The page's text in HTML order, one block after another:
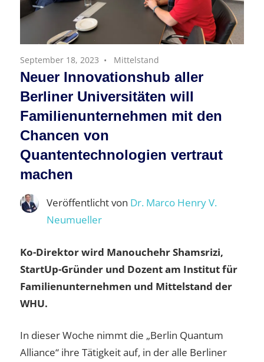
September 18, 2023 Mittelstand
Neuer Innovationshub aller
Berliner Universitäten will
Familienunternehmen mit den
Chancen von
Quantentechnologien vertraut
machen
Veröffentlicht von Dr. Marco Henry V.
Neumueller
Ko-Direktor wird Manouchehr Shamsrizi,
StartUp-Gründer und Dozent am Institut für
Familienunternehmen und Mittelstand der
WHU.
In dieser Woche nimmt die „Berlin Quantum
Alliance“ ihre Tätigkeit auf, in der alle Berliner